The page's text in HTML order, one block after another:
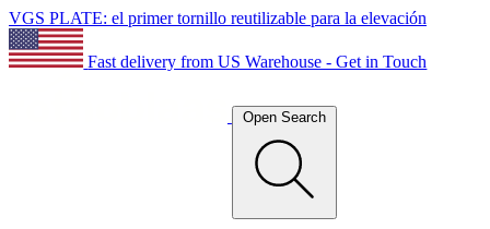
VGS PLATE: el primer tornillo reutilizable para la elevación
Fast delivery from US Warehouse - Get in Touch
Open Search